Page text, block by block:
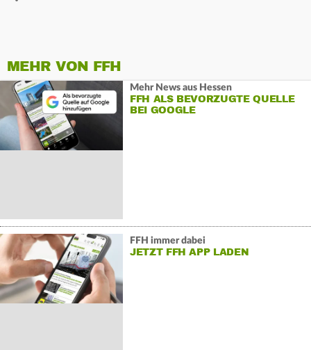
MEHR VON FFH
Mehr News aus Hessen
FFH ALS BEVORZUGTE QUELLE
BEI GOOGLE
FFH immer dabei
JETZT FFH APP LADEN